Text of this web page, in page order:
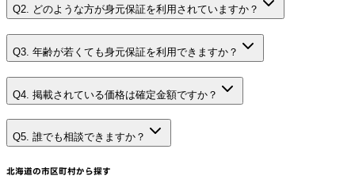
Q2. どのような方が身元保証を利用されていますか？
Q3. 年齢が若くても身元保証を利用できますか？
Q4. 掲載されている価格は確定金額ですか？
Q5. 誰でも相談できますか？
北海道の市区町村から探す